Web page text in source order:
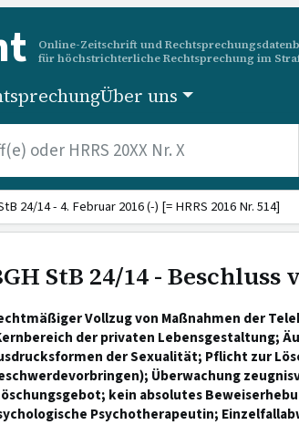
Online-Zeitschrift und
für höchstrichterliche Rechtsprechung im
Über uns
24/14 - 4. Februar 2016 (-) [= HRRS 2016 Nr. 514]
StB 24/14 - Beschluss
Vollzug von Maßnahmen der
der privaten Lebensgestaltung;
der Sexualität; Pflicht zur
Überwachung
kein absolutes
Psychotherapeutin;